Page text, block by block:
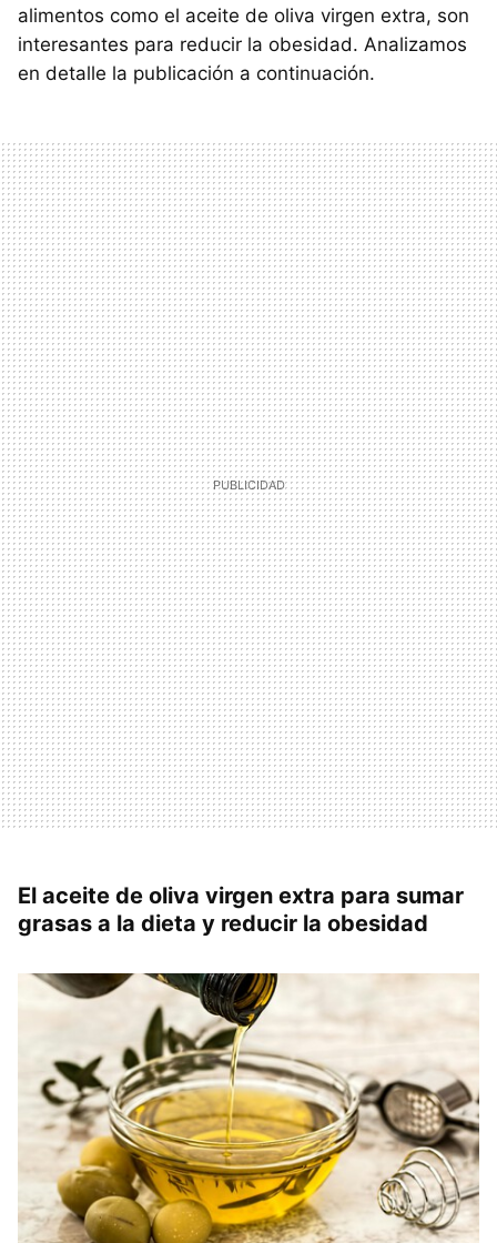
alimentos como el aceite de oliva virgen extra, son
interesantes para reducir la obesidad. Analizamos
en detalle la publicación a continuación.
El aceite de oliva virgen extra para sumar
grasas a la dieta y reducir la obesidad